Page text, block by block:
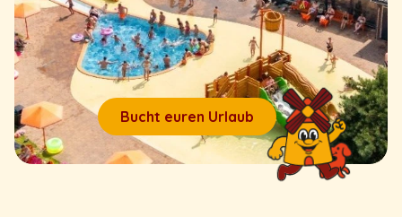
Bucht euren Urlaub